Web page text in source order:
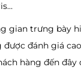
gian trưng bày
được đánh giá
hàng đến